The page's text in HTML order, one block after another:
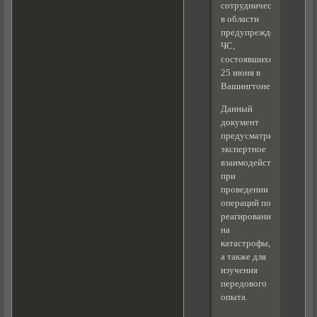
сотрудничеству
в области
предупреждения
ЧС,
состоявшихся
25 июня в
Вашингтоне.
Данный
документ
предусматривает
экспертное
взаимодействие
при
проведении
операций по
реагированию
на
катастрофы,
а также для
изучения
передового
опыта.